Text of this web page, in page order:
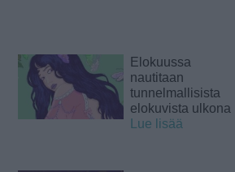
Elokuussa
nautitaan
tunnelmallisista
elokuvista ulkona
Lue lisää